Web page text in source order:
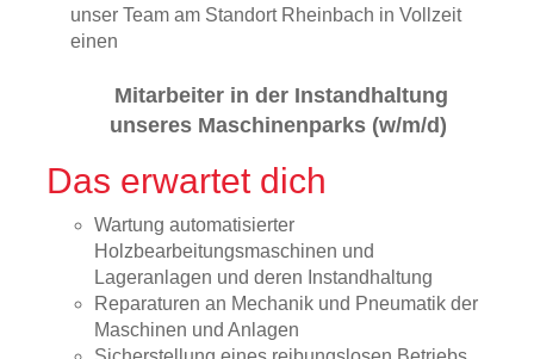
unser Team am Standort Rheinbach in Vollzeit
einen
Mitarbeiter in der Instandhaltung
unseres Maschinenparks (w/m/d)
Das erwartet dich
Wartung automatisierter
Holzbearbeitungsmaschinen und
Lageranlagen und deren Instandhaltung
Reparaturen an Mechanik und Pneumatik der
Maschinen und Anlagen